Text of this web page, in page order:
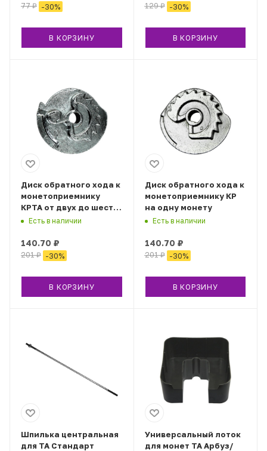
77₽ -30%
В КОРЗИНУ
129₽ -30%
В КОРЗИНУ
Диск обратного хода к
монетоприемнику
КРТА от двух до шести
монет
Есть в наличии
140.70 ₽
201₽ -30%
В КОРЗИНУ
Диск обратного хода к
монетоприемнику КР
на одну монету
Есть в наличии
140.70 ₽
201₽ -30%
В КОРЗИНУ
Шпилька центральная
для ТА Стандарт
Универсальный лоток
для монет ТА Арбуз/